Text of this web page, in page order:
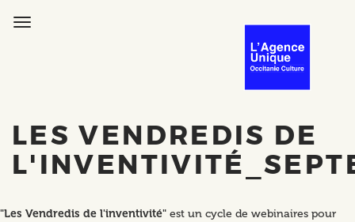
LES VENDREDIS DE
"Les Vendredis de l'inventivité" est un cycle de webinaires pour